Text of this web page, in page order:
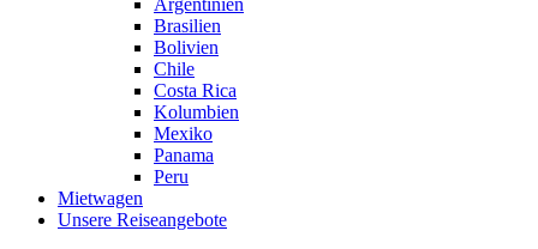
Argentinien
Brasilien
Bolivien
Chile
Costa Rica
Kolumbien
Mexiko
Panama
Peru
Mietwagen
Unsere Reiseangebote